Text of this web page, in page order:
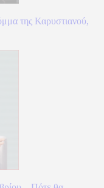
της Καρυστιανού,